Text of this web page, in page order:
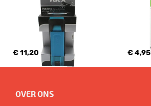
€ 11,20 € 4,95
OVER ONS